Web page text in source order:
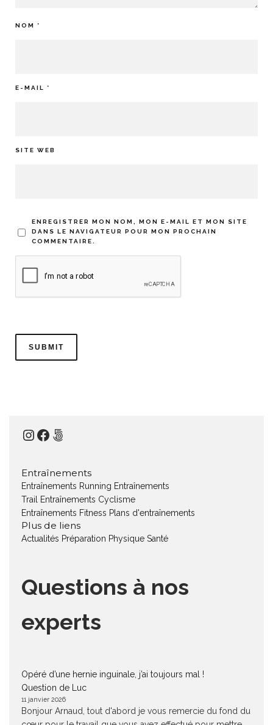
NOM *
E-MAIL *
SITE WEB
ENREGISTRER MON NOM, MON E-MAIL ET MON SITE
DANS LE NAVIGATEUR POUR MON PROCHAIN
COMMENTAIRE.
Instagram
Facebook
500px
Entraînements
Entraînements Running Entraînements
Trail
Entraînements Cyclisme
Entraînements Fitness Plans d'entraînements
Plus de liens
Actualités Préparation Physique Santé
Questions à nos
experts
Opéré d’une hernie inguinale, j’ai toujours mal !
Question de Luc
11 janvier 2026
Bonjour Arnaud, tout d'abord je vous remercie du fond du